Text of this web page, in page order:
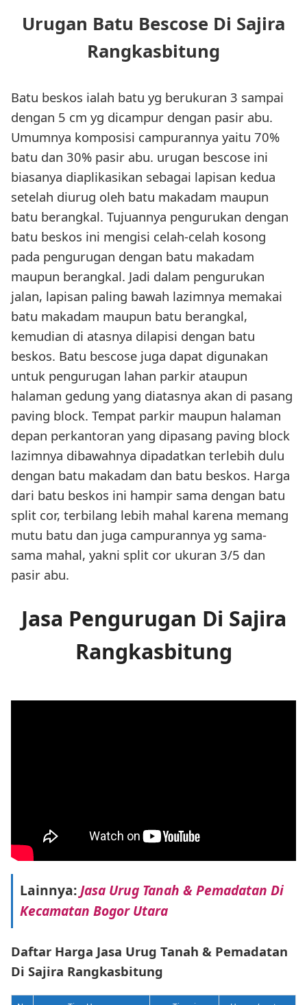
Urugan Batu Bescose Di Sajira
Rangkasbitung
Batu beskos ialah batu yg berukuran 3 sampai
dengan 5 cm yg dicampur dengan pasir abu.
Umumnya komposisi campurannya yaitu 70%
batu dan 30% pasir abu. urugan bescose ini
biasanya diaplikasikan sebagai lapisan kedua
setelah diurug oleh batu makadam maupun
batu berangkal. Tujuannya pengurukan dengan
batu beskos ini mengisi celah-celah kosong
pada pengurugan dengan batu makadam
maupun berangkal. Jadi dalam pengurukan
jalan, lapisan paling bawah lazimnya memakai
batu makadam maupun batu berangkal,
kemudian di atasnya dilapisi dengan batu
beskos. Batu bescose juga dapat digunakan
untuk pengurugan lahan parkir ataupun
halaman gedung yang diatasnya akan di pasang
paving block. Tempat parkir maupun halaman
depan perkantoran yang dipasang paving block
lazimnya dibawahnya dipadatkan terlebih dulu
dengan batu makadam dan batu beskos. Harga
dari batu beskos ini hampir sama dengan batu
split cor, terbilang lebih mahal karena memang
mutu batu dan juga campurannya yg sama-
sama mahal, yakni split cor ukuran 3/5 dan
pasir abu.
Jasa Pengurugan Di Sajira
Rangkasbitung
Lainnya:Jasa Urug Tanah & Pemadatan Di
Kecamatan Bogor Utara
Daftar Harga Jasa Urug Tanah & Pemadatan
Di Sajira Rangkasbitung